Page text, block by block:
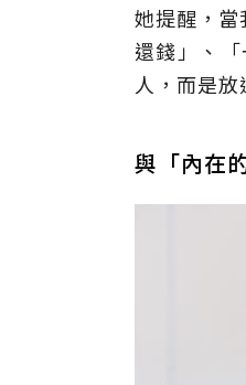
她提醒，當
還錢」、
人，而是
與「內在